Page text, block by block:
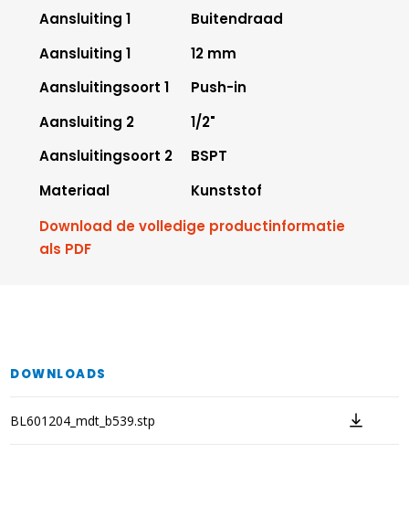
Aansluiting 1
Buitendraad
Aansluiting 1
12 mm
Aansluitingsoort 1
Push-in
Aansluiting 2
1/2"
Aansluitingsoort 2
BSPT
Materiaal
Kunststof
Download de volledige productinformatie
als PDF
DOWNLOADS
BL601204_mdt_b539.stp